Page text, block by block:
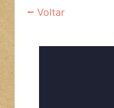
⭠ Voltar